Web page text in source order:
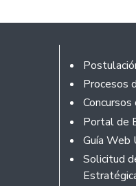
Footer
Procesos
Portal de
Guía Web
Solicitud